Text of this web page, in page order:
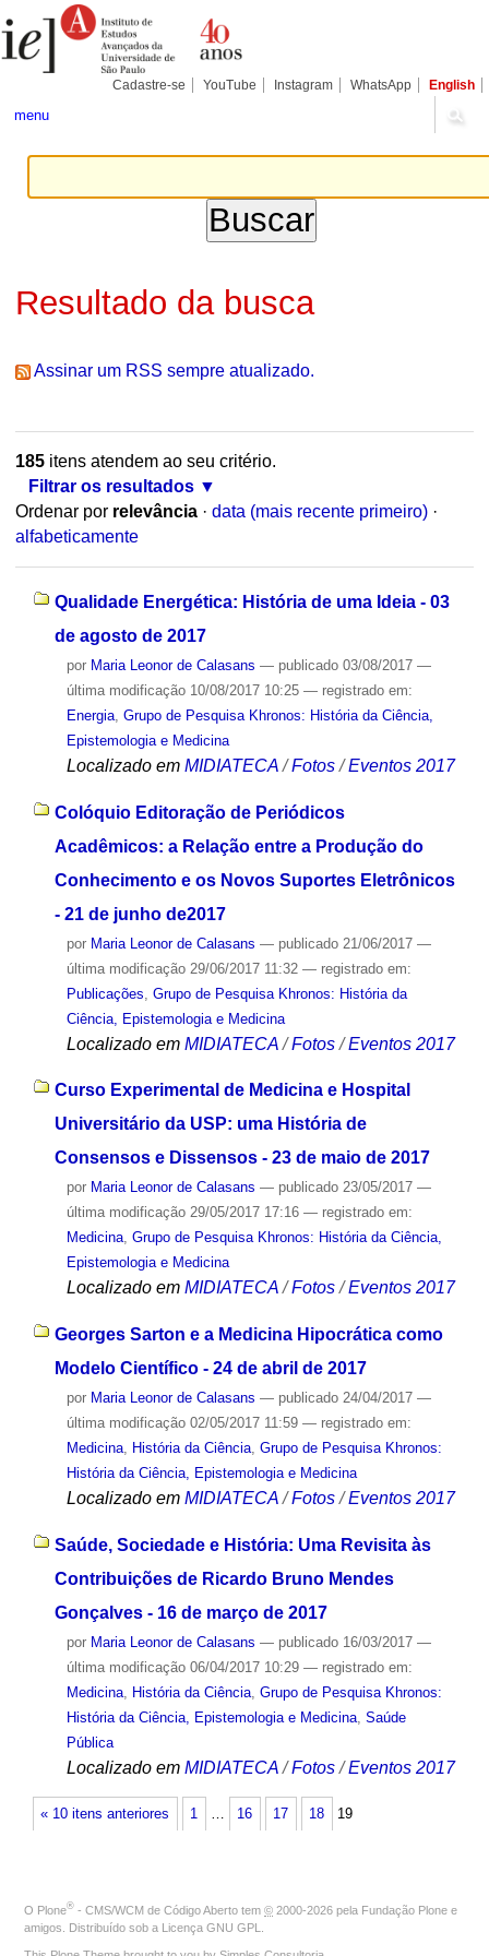
para
conteúdo.
Pessoais
Cadastre-se YouTube Instagram WhatsApp English
menu
Resultado da busca
Assinar um RSS sempre atualizado.
185itens atendem ao seu critério.
Filtrar os resultados
Ordenar por relevância · data (mais recente primeiro) ·
alfabeticamente
Qualidade Energética: História de uma Ideia - 03
de agosto de 2017
por Maria Leonor de Calasans — publicado03/08/2017 —
última modificação10/08/2017 10:25 — registrado em:
Energia, Grupo de Pesquisa Khronos: História da Ciência,
Epistemologia e Medicina
Localizado em MIDIATECA /Fotos /Eventos 2017
Colóquio Editoração de Periódicos
Acadêmicos: a Relação entre a Produção do
Conhecimento e os Novos Suportes Eletrônicos
- 21 de junho de2017
por Maria Leonor de Calasans — publicado21/06/2017 —
última modificação29/06/2017 11:32 — registrado em:
Publicações Grupo de Pesquisa Khronos: História da
Ciência, Epistemologia e Medicina
Localizado em MIDIATECA /Fotos /Eventos 2017
Curso Experimental de Medicina e Hospital
Universitário da USP: uma História de
Consensos e Dissensos - 23 de maio de 2017
por Maria Leonor de Calasans — publicado23/05/2017 —
última modificação29/05/2017 17:16 — registrado em:
Medicina, Grupo de Pesquisa Khronos: História da Ciência,
Epistemologia e Medicina
Localizado em MIDIATECA /Fotos /Eventos 2017
Georges Sarton e a Medicina Hipocrática como
Modelo Científico - 24 de abril de 2017
por Maria Leonor de Calasans — publicado24/04/2017 —
última modificação02/05/2017 11:59 — registrado em:
Medicina, História da Ciência, Grupo de Pesquisa Khronos:
História da Ciência, Epistemologia e Medicina
Localizado em MIDIATECA /Fotos /Eventos 2017
Saúde, Sociedade e História: Uma Revisita às
Contribuições de Ricardo Bruno Mendes
Gonçalves - 16 de março de 2017
por Maria Leonor de Calasans — publicado16/03/2017 —
última modificação06/04/2017 10:29 — registrado em:
Medicina, História da Ciência, Grupo de Pesquisa Khronos:
História da Ciência, Epistemologia e Medicina, Saúde
Pública
Localizado em MIDIATECA /Fotos /Eventos 2017
« 10 itens anteriores 1 … 16 17 18 19
O Plone® - CMS/WCM de Código Aberto tem © 2000-2026 pela Fundação Plone e
amigos. Distribuído sob a Licença GNU GPL